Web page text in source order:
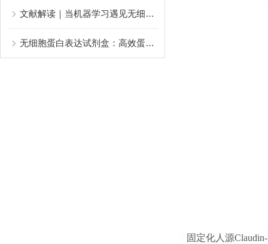
文献解读｜当机器学习遇见无细胞蛋白合成：蛋白工程进入“快速迭代”时代
无细胞蛋白表达试剂盒：高效蛋白合成的“体外工厂”
固定化人源